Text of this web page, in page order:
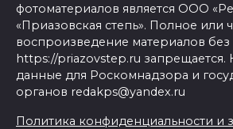
фотоматериалов является ООО
«Приазовская степь». Полное или
воспроизведение материалов
https://priazovstep.ru запрещается.
данные для Роскомнадзора и
органов redakps@yandex.ru
Политика конфиденциальности и